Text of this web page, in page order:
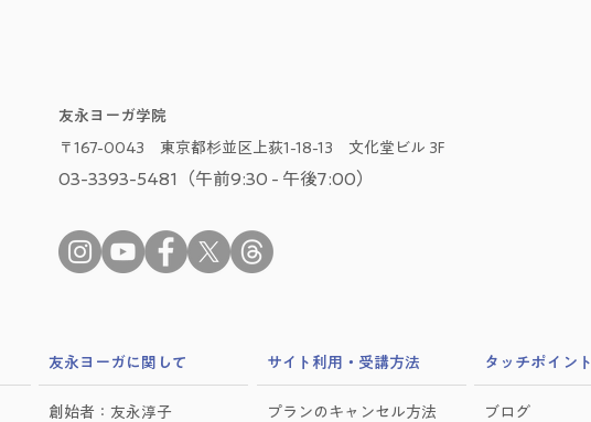
友永ヨーガ学院
〒167-0043 東京都杉並区上荻1-18-13 文化堂ビル 3F
03-3393-5481（午前9:30 - 午後7:00）
​友永ヨーガに関して
創始者：友永淳子
サイト利用・受講方法
プランのキャンセル方法
​タッチポイント
ブログ